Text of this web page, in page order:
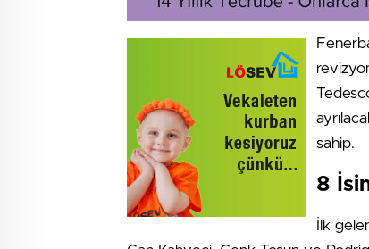
sahip.
8
İlk